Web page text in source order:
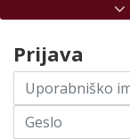
Prijava
Uporabniško
ime
Geslo